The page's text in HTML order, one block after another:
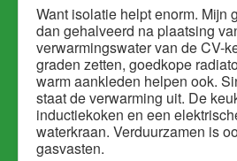
Want isolatie helpt enorm. Mijn
dan gehalveerd na plaatsing
verwarmingswater van de CV-
graden zetten, goedkope
warm aankleden helpen ook.
staat de verwarming uit. De
inductiekoken en een
waterkraan. Verduurzamen is
gasvasten.